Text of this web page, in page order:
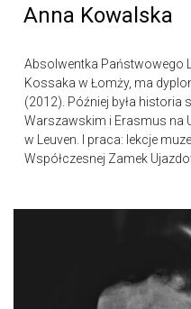
Anna Kowalska
Absolwentka Państwowego
Kossaka w Łomży, ma
(2012). Później była historia
Warszawskim i Erasmus na
w Leuven. I praca: lekcje
Współczesnej Zamek